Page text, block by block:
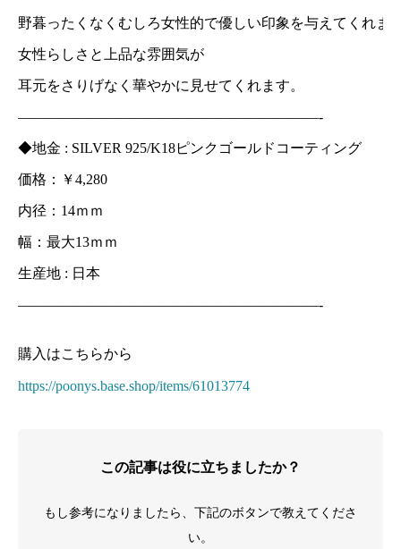
野暮ったくなくむしろ女性的で優しい印象を与えてくれま
女性らしさと上品な雰囲気が
耳元をさりげなく華やかに見せてくれます。
—————————————————————-
◆地金 : SILVER 925/K18ピンクゴールドコーティング
価格：￥4,280
内径：14ｍｍ
幅：最大13ｍｍ
生産地 : 日本
—————————————————————-
購入はこちらから
https://poonys.base.shop/items/61013774
この記事は役に立ちましたか？
もし参考になりましたら、下記のボタンで教えてくださ
い。